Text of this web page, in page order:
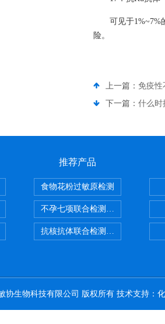
可见于1%~7%
险。
上一篇： 免疫性
下一篇： 什么时
推荐产品
食物花粉过敏原检测
不孕七项联合检测试剂盒
抗核抗体联合检测试剂盒
协生物科技有限公司 版权所有 技术支持：